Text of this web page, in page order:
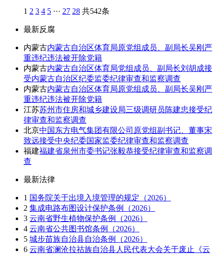
1 2 3 4 5 ··· 27 28 共542条
最新反腐
内蒙古内蒙古自治区体育局原党组成员、副局长吴刚严
重违纪违法被开除党籍
内蒙古内蒙古自治区体育局党组成员、副局长刘胡成接
受内蒙古自治区纪委监委纪律审查和监察调查
内蒙古内蒙古自治区体育局原党组成员、副局长吴刚严
重违纪违法被开除党籍
江苏苏州市住房和城乡建设局三级调研员陈建忠接受纪
律审查和监察调查
北京中国东方电气集团有限公司原党组副书记、董事宋
致远接受中央纪委国家监委纪律审查和监察调查
福建福建省泉州市委书记张毅恭接受纪律审查和监察调
查
最新法律
1 国务院关于出境入境管理的规定（2026）
2 集成电路布图设计保护条例（2026）
3 云南省野生植物保护条例（2026）
4 云南省公共图书馆条例（2026）
5 城步苗族自治县自治条例（2026）
6 云南省澜沧拉祜族自治县人民代表大会关于废止《云